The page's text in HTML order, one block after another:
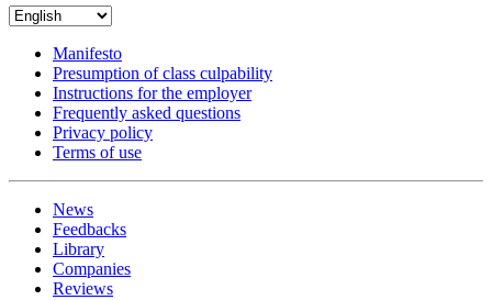
Manifesto
Presumption of class culpability
Instructions for the employer
Frequently asked questions
Privacy policy
Terms of use
News
Feedbacks
Library
Companies
Reviews